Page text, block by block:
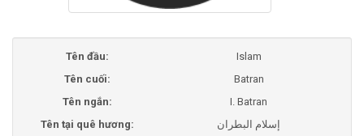
Tên đầu:
Islam
Tên cuối:
Batran
Tên ngắn:
I. Batran
Tên tại quê hương:
إسلام البطران